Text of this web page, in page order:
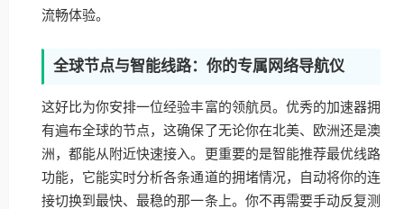
流畅体验。
全球节点与智能线路：你的专属网络导航仪
这好比为你安排一位经验丰富的领航员。优秀的加速器拥
有遍布全球的节点，这确保了无论你在北美、欧洲还是澳
洲，都能从附近快速接入。更重要的是智能推荐最优线路
功能，它能实时分析各条通道的拥堵情况，自动将你的连
接切换到最快、最稳的那一条上。你不再需要手动反复测